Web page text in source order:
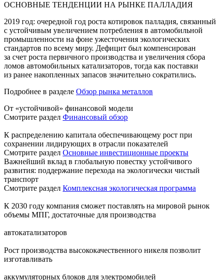
ОСНОВНЫЕ ТЕНДЕНЦИИ НА РЫНКЕ ПАЛЛАДИЯ
2019 год: очередной год роста котировок палладия, связанный
с устойчивым увеличением потребления в автомобильной
промышленности на фоне ужесточения экологических
стандартов по всему миру. Дефицит был компенсирован
за счет роста первичного производства и увеличения сбора
ломов автомобильных катализаторов, тогда как поставки
из ранее накопленных запасов значительно сократились.
Подробнее в разделе Обзор рынка металлов
От «устойчивой» финансовой модели
Смотрите раздел Финансовый обзор
К распределению капитала обеспечивающему рост при
сохранении лидирующих в отрасли показателей
Смотрите раздел Основные инвестиционные проекты
Важнейший вклад в глобальную повестку устойчивого
развития: поддержание перехода на экологически чистый
транспорт
Смотрите раздел Комплексная экологическая программа
К 2030 году компания сможет поставлять на мировой рынок
объемы МПГ, достаточные для производства
автокатализаторов
Рост производства высококачественного никеля позволит
изготавливать
аккумуляторных блоков для электромобилей